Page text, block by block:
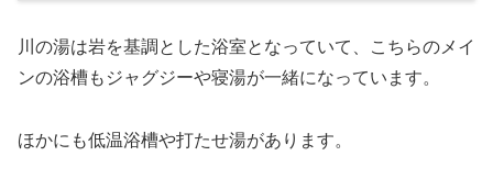
川の湯は岩を基調とした浴室となっていて、こちらのメイ
ンの浴槽もジャグジーや寝湯が一緒になっています。
ほかにも低温浴槽や打たせ湯があります。